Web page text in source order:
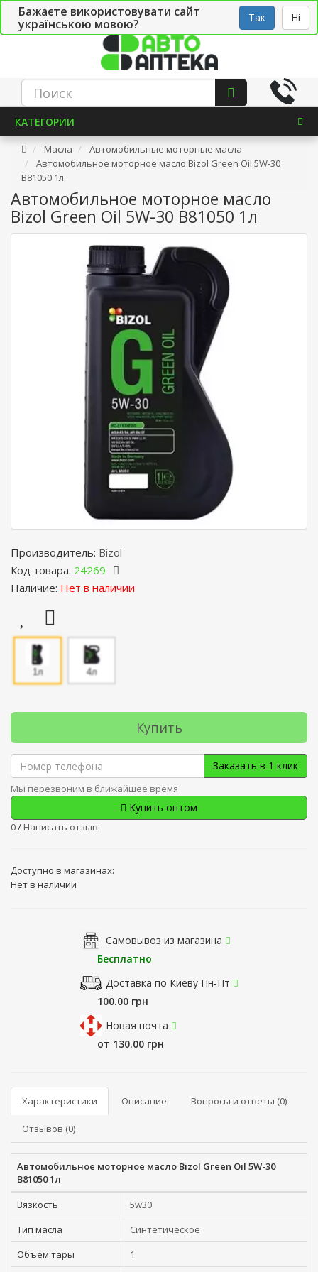
Бажаєте використовувати сайт
українською мовою?
Так Ні
СТО Укр
КАТЕГОРИИ
Масла
Автомобильные моторные масла
Автомобильное моторное масло Bizol Green Oil 5W-30
B81050 1л
Автомобильное моторное масло
Bizol Green Oil 5W-30 B81050 1л
Производитель: Bizol
Код товара: 24269
Наличие: Нет в наличии
1л 4л
Купить
Заказать в 1 клик
Мы перезвоним в ближайшее время
Купить оптом
0/ Написать отзыв
Доступно в магазинах:
Нет в наличии
Самовывоз из магазина
Бесплатно
Доставка по Киеву Пн-Пт
100.00 грн
Новая почта
от 130.00 грн
Характеристики Описание Вопросы и ответы (0)
Отзывов (0)
Автомобильное моторное масло Bizol Green Oil 5W-30
B81050 1л
Вязкость
5w30
Тип масла
Синтетическое
Объем тары
1